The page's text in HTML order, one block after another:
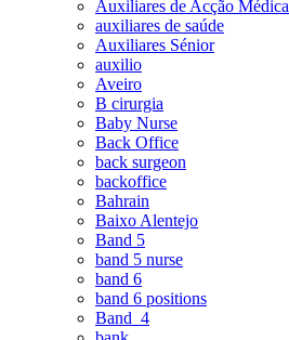
Auxiliares de Acção Médica
auxiliares de saúde
Auxiliares Sénior
auxilio
Aveiro
B cirurgia
Baby Nurse
Back Office
back surgeon
backoffice
Bahrain
Baixo Alentejo
Band 5
band 5 nurse
band 6
band 6 positions
Band_4